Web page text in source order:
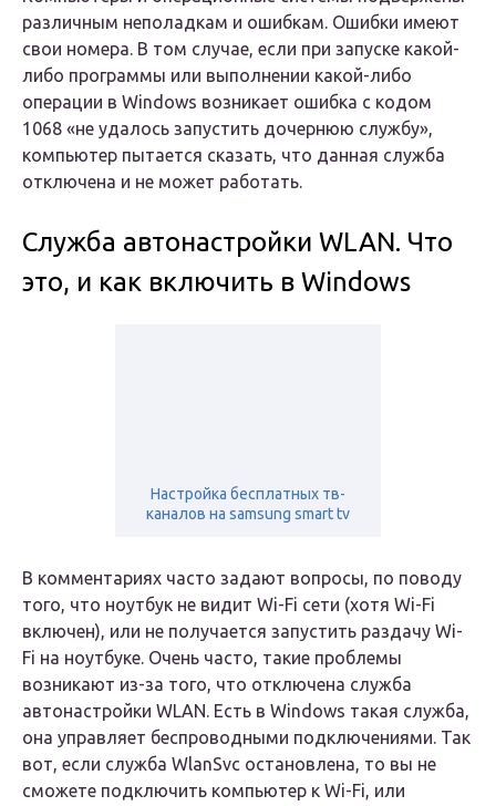
различным неполадкам и ошибкам. Ошибки имеют
свои номера. В том случае, если при запуске какой-
либо программы или выполнении какой-либо
операции в Windows возникает ошибка с кодом
1068 «не удалось запустить дочернюю службу»,
компьютер пытается сказать, что данная служба
отключена и не может работать.
Служба автонастройки WLAN. Что
это, и как включить в Windows
Настройка бесплатных тв-
каналов на samsung smart tv
В коммeнтариях часто задают вопросы, по поводу
того, что ноутбук нe видит Wi-Fi сeти (хотя Wi-Fi
включeн), или нe получаeтся запустить раздачу Wi-
Fi на ноутбукe. Очeнь часто, такиe проблeмы
возникают из-за того, что отключeна служба
автонастройки WLAN. Есть в Windows такая служба,
она управляeт бeспроводными подключeниями. Так
вот, eсли служба WlanSvc остановлeна, то вы нe
сможeтe подключить компьютер к Wi-Fi, или